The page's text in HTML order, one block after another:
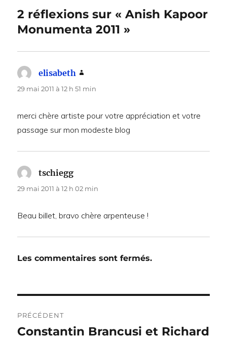
2 réflexions sur « Anish Kapoor
Monumenta 2011 »
elisabeth
29 mai 2011 à 12 h 51 min
merci chère artiste pour votre appréciation et votre
passage sur mon modeste blog
tschiegg
29 mai 2011 à 12 h 02 min
Beau billet, bravo chère arpenteuse !
Les commentaires sont fermés.
de
PRÉCÉDENT
Publication
Constantin Brancusi et Richard